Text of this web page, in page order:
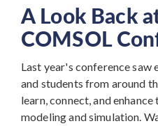
A Look Back
COMSOL
Last year's conference saw
and students from around
learn, connect, and
modeling and simulation.